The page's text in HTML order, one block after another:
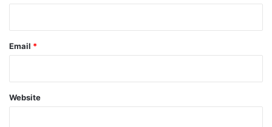
Email *
Website